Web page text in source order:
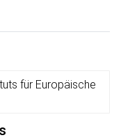
für Europäische